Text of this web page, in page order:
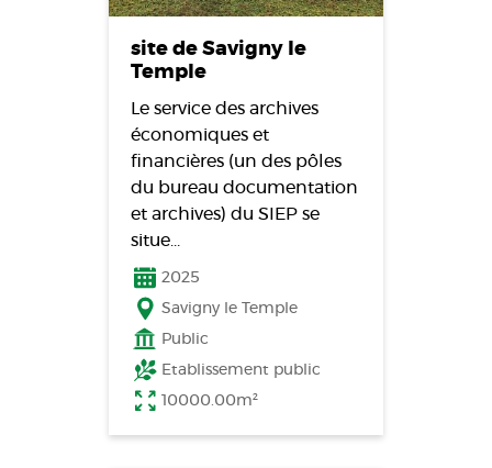
site de Savigny le
Temple
Le service des archives
économiques et
financières (un des pôles
du bureau documentation
et archives) du SIEP se
situe…
2025
Savigny le Temple
Public
Etablissement public
10000.00m²